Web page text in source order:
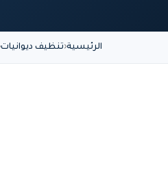
الرئيسية تنظيف ديوانيات